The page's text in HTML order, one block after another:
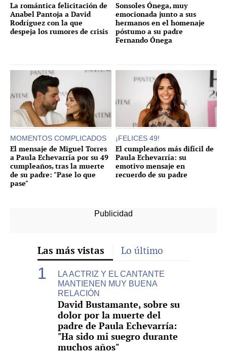
La romántica felicitación de
Anabel Pantoja a David
Rodríguez con la que
despeja los rumores de crisis
Sonsoles Ónega, muy
emocionada junto a sus
hermanos en el homenaje
póstumo a su padre
Fernando Ónega
MOMENTOS COMPLICADOS
El mensaje de Miguel Torres
a Paula Echevarría por su 49
cumpleaños, tras la muerte
de su padre: "Pase lo que
pase"
¡FELICES 49!
El cumpleaños más difícil de
Paula Echevarría: su
emotivo mensaje en
recuerdo de su padre
Las más vistas Lo último
LA ACTRIZ Y EL CANTANTE
MANTIENEN MUY BUENA
RELACIÓN
David Bustamante, sobre su
dolor por la muerte del
padre de Paula Echevarría:
"Ha sido mi suegro durante
muchos años"